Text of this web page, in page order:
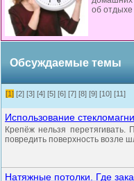
об отдыхе
Обсуждаемые темы
[1] [2] [3] [4] [5] [6] [7] [8] [9] [10] [11]
Использование
Крепёж нельзя перетягивать.
повредить поверхность возле
Натяжные потолки. Где